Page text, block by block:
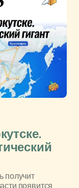
получит
появится